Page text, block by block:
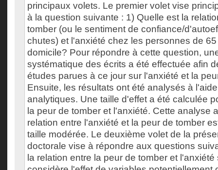
principaux volets. Le premier volet vise
à la question suivante : 1) Quelle est la
tomber (ou le sentiment de confiance/
chutes) et l'anxiété chez les personnes de
domicile? Pour répondre à cette question,
systématique des écrits a été effectuée afin
études parues à ce jour sur l'anxiété et la
Ensuite, les résultats ont été analysés à
analytiques. Une taille d'effet a été calculée
la peur de tomber et l'anxiété. Cette analyse
relation entre l'anxiété et la peur de tomber
taille modérée. Le deuxième volet de la
doctorale vise à répondre aux questions
la relation entre la peur de tomber et